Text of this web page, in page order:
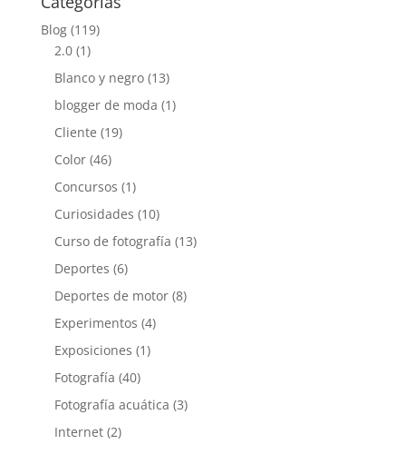
Blog(119)
2.0(1)
Blanco y negro(13)
blogger de moda (1)
Cliente (19)
Color(46)
Concursos (1)
Curiosidades (10)
Curso de fotografía (13)
Deportes (6)
Deportes de motor(8)
Experimentos (4)
Exposiciones (1)
Fotografía (40)
Fotografía acuática (3)
Internet(2)